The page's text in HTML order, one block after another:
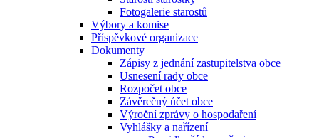
Fotogalerie starostů
Výbory a komise
Příspěvkové organizace
Dokumenty
Zápisy z jednání zastupitelstva obce
Usnesení rady obce
Rozpočet obce
Závěrečný účet obce
Výroční zprávy o hospodaření
Vyhlášky a nařízení